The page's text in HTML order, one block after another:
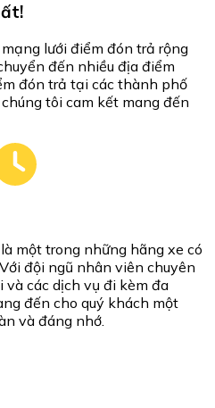
lưới điểm đón trả rộng
đến nhiều địa điểm
đón trả tại các thành phố
tôi cam kết mang đến
một trong những hãng xe có
đội ngũ nhân viên chuyên
và các dịch vụ đi kèm đa
đến cho quý khách một
và đáng nhớ.